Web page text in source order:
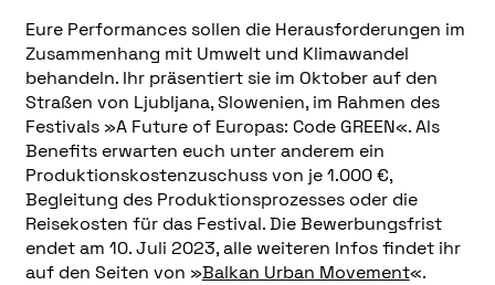
Eure Performances sollen die Herausforderungen im
Zusammenhang mit Umwelt und Klimawandel
behandeln. Ihr präsentiert sie im Oktober auf den
Straßen von Ljubljana, Slowenien, im Rahmen des
Festivals »A Future of Europas: Code GREEN«. Als
Benefits erwarten euch unter anderem ein
Produktionskostenzuschuss von je 1.000 €,
Begleitung des Produktionsprozesses oder die
Reisekosten für das Festival. Die Bewerbungsfrist
endet am 10. Juli 2023, alle weiteren Infos findet ihr
auf den Seiten von »Balkan Urban Movement«.